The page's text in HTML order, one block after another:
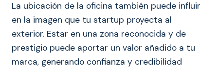
La ubicación de la oficina también puede influir
en la imagen que tu startup proyecta al
exterior. Estar en una zona reconocida y de
prestigio puede aportar un valor añadido a tu
marca, generando confianza y credibilidad